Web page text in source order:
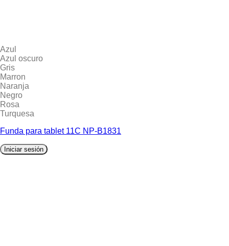
Azul
Azul oscuro
Gris
Marron
Naranja
Negro
Rosa
Turquesa
Funda para tablet 11C NP-B1831
Iniciar sesión